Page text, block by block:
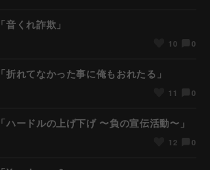
くれ詐欺」
10 0
折れてなかった事に俺もおれたる」
11 0
ハードルの上げ下げ 〜負の宣伝活動〜」
12 0